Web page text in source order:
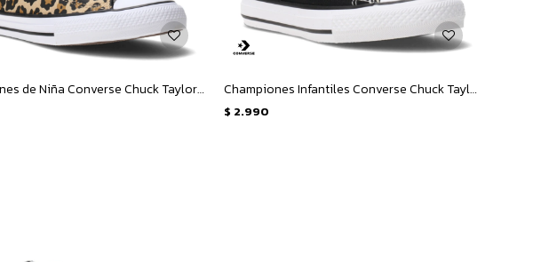
Championes de Niña Converse Chuck Taylor All Star Hi Animal Junior - Animal Print Championes Infantiles Converse Chuck Taylor Hi KIDS - Negro
$ 2.990